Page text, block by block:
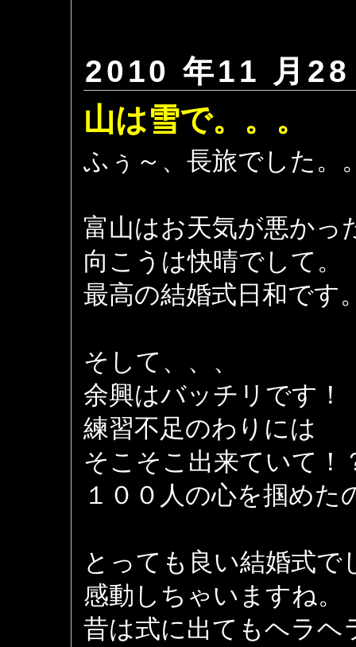
2010 年11 月
山は雪で。。。
ふぅ～、長旅でした。
富山はお天気が悪かっ
向こうは快晴でして。
最高の結婚式日和です
そして、、、
余興はバッチリです！
練習不足のわりには
そこそこ出来ていて！
１００人の心を掴めた
とっても良い結婚式で
感動しちゃいますね。
昔は式に出てもヘラヘ